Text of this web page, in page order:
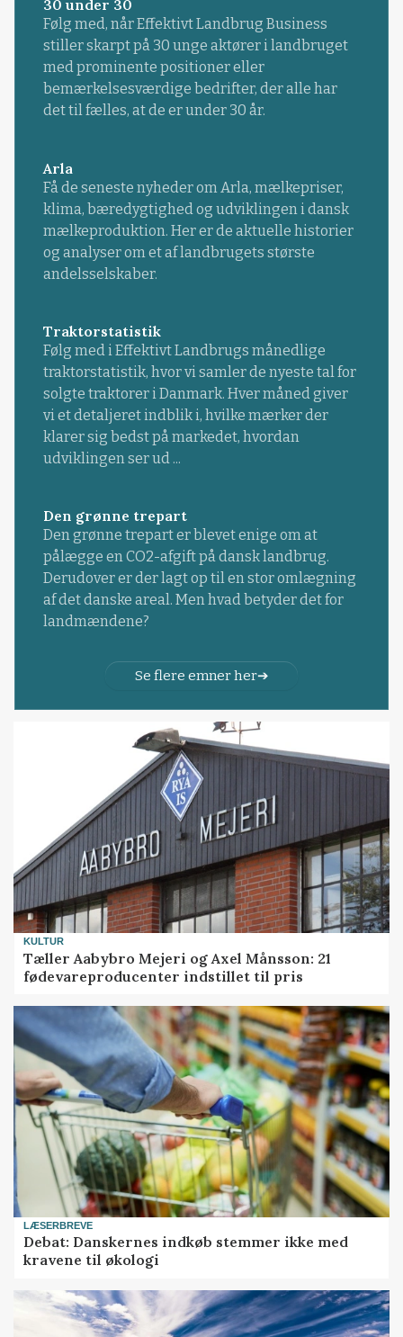
30 under 30
Følg med, når Effektivt Landbrug Business
stiller skarpt på 30 unge aktører i landbruget
med prominente positioner eller
bemærkelsesværdige bedrifter, der alle har
det til fælles, at de er under 30 år.
Arla
Få de seneste nyheder om Arla, mælkepriser,
klima, bæredygtighed og udviklingen i dansk
mælkeproduktion. Her er de aktuelle historier
og analyser om et af landbrugets største
andelsselskaber.
Traktorstatistik
Følg med i Effektivt Landbrugs månedlige
traktorstatistik, hvor vi samler de nyeste tal for
solgte traktorer i Danmark. Hver måned giver
vi et detaljeret indblik i, hvilke mærker der
klarer sig bedst på markedet, hvordan
udviklingen ser ud ...
Den grønne trepart
Den grønne trepart er blevet enige om at
pålægge en CO2-afgift på dansk landbrug.
Derudover er der lagt op til en stor omlægning
af det danske areal. Men hvad betyder det for
landmændene?
Se flere emner her
KULTUR
Tæller Aabybro Mejeri og Axel Månsson: 21
fødevareproducenter indstillet til pris
LÆSERBREVE
Debat: Danskernes indkøb stemmer ikke med
kravene til økologi